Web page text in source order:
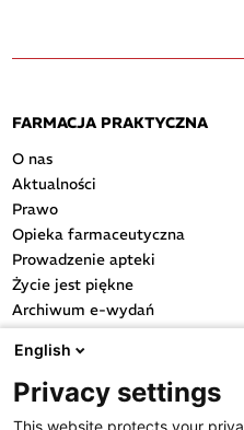
FARMACJA PRAKTYCZNA
O nas
Aktualności
Prawo
Opieka farmaceutyczna
Prowadzenie apteki
Życie jest piękne
Archiwum e-wydań
Przydatne linki
OGÓLNE
English
Privacy settings
This website protects your